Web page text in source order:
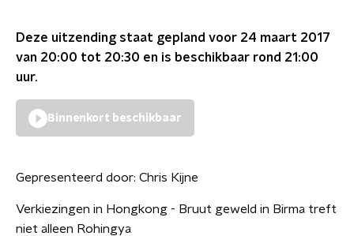
Deze uitzending staat gepland voor 24 maart 2017
van 20:00 tot 20:30 en is beschikbaar rond 21:00
uur.
Binnenkort beschikbaar
Gepresenteerd door: Chris Kijne
Verkiezingen in Hongkong - Bruut geweld in Birma treft
niet alleen Rohingya